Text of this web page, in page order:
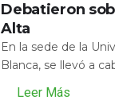
Debatieron
Alta
En la sede de la
Blanca, se llevó a
Leer Más